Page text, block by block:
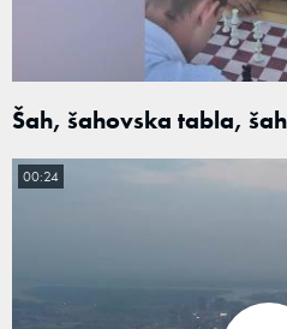
Šah, šahovska tabla,
00:24